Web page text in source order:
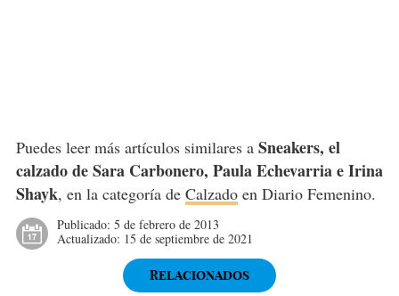
Puedes leer más artículos similares a Sneakers, el
calzado de Sara Carbonero, Paula Echevarria e Irina
Shayk, en la categoría de Calzadoen Diario Femenino.
Publicado: 5 de febrero de 2013
Actualizado: 15 de septiembre de 2021
RELACIONADOS